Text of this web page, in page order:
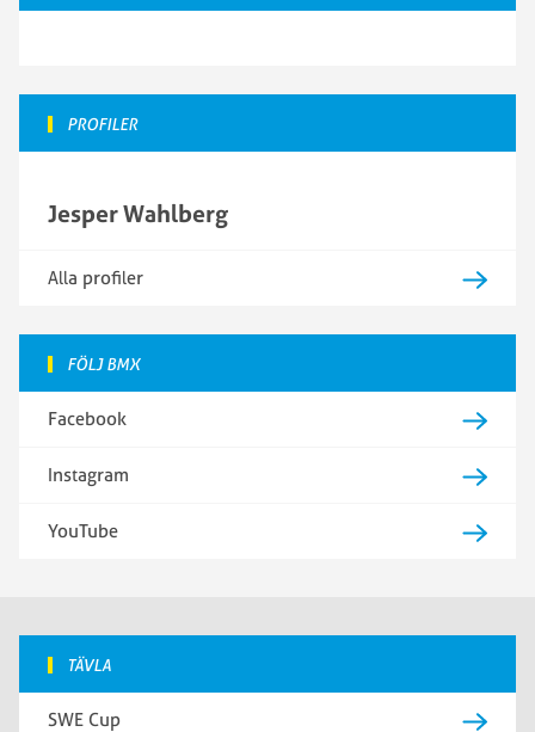
PROFILER
Jesper Wahlberg
Alla profiler
FÖLJ BMX
Facebook
Instagram
YouTube
TÄVLA
SWE Cup